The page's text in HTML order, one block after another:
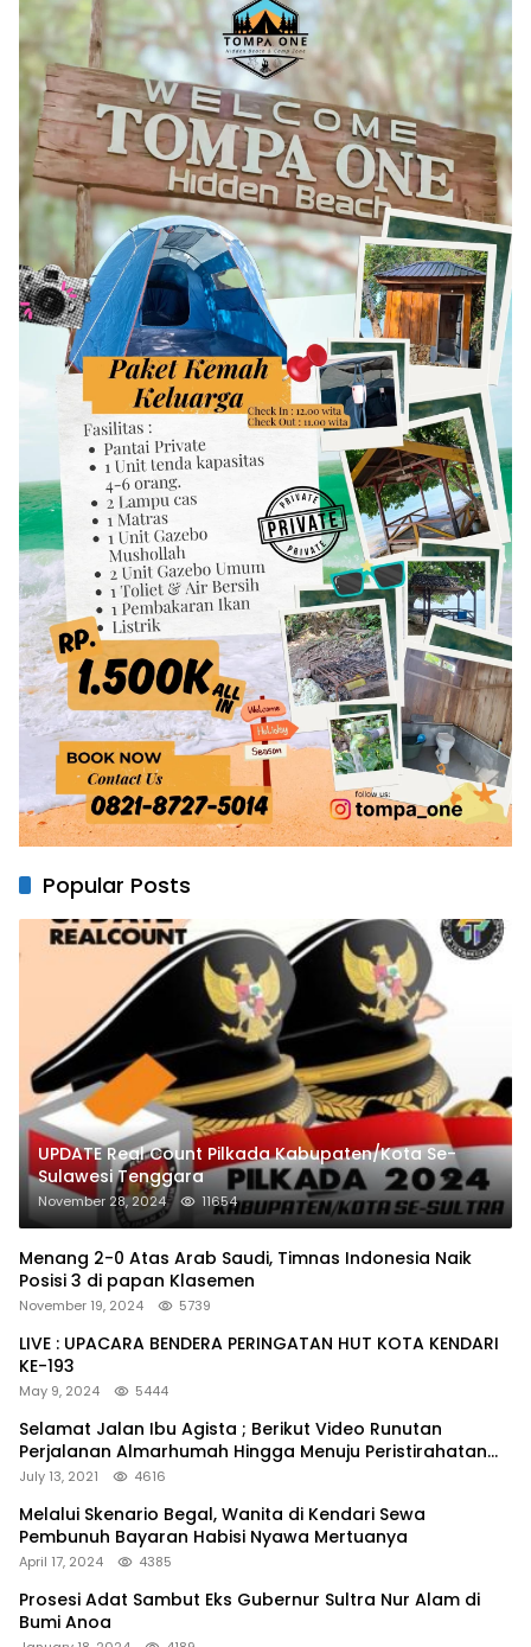
Popular Posts
UPDATE Real Count Pilkada Kabupaten/Kota Se-
Sulawesi Tenggara
November 28, 2024 11654
Menang 2-0 Atas Arab Saudi, Timnas Indonesia Naik
Posisi 3 di papan Klasemen
November 19, 2024 5739
LIVE : UPACARA BENDERA PERINGATAN HUT KOTA KENDARI
KE-193
May 9, 2024 5444
Selamat Jalan Ibu Agista ; Berikut Video Runutan
Perjalanan Almarhumah Hingga Menuju Peristirahatan
Terakhir
July 13, 2021 4616
Melalui Skenario Begal, Wanita di Kendari Sewa
Pembunuh Bayaran Habisi Nyawa Mertuanya
April 17, 2024 4385
Prosesi Adat Sambut Eks Gubernur Sultra Nur Alam di
Bumi Anoa